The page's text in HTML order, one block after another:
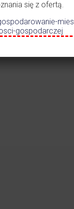
w
się z ofertą.
gospodarczej